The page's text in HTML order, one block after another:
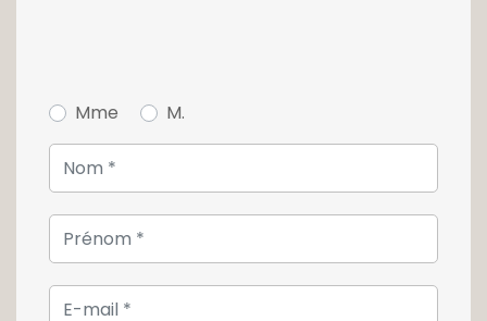
Mme M.